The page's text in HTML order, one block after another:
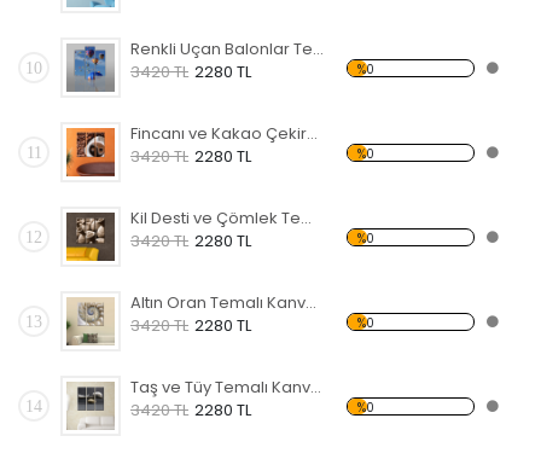
10
Renkli Uçan Balonlar Temalı Kanvas Tablo
3420 TL 2280 TL %0
11
Fincanı ve Kakao Çekirdekleri Temalı Kanvas Tablo
3420 TL 2280 TL %0
12
Kil Desti ve Çömlek Temalı Kanvas Tablo
3420 TL 2280 TL %0
13
Altın Oran Temalı Kanvas Tablo
3420 TL 2280 TL %0
14
Taş ve Tüy Temalı Kanvas Tablo
3420 TL 2280 TL %0